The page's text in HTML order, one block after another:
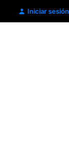
Iniciar sesión